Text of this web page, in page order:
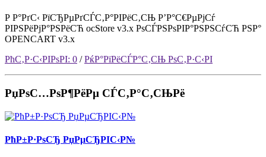
Р Р°РґС‹ РїСЂРµРґСЃС‚Р°РІРёС‚СЊ Р’Р°С€РµРјСѓ
РІРЅРёРјР°РЅРёСЋ ocStore v3.x РѕСЃРЅРѕРІР°РЅРЅСѓСЋ РЅР°
OPENCART v3.x
РћС‚Р·С‹РІРѕРІ: 0 /РќР°РїРёСЃР°С‚СЊ РѕС‚Р·С‹РІ
РџРѕС…РѕР¶РёРµ СЃС‚Р°С‚СЊРё
РћР±Р·РѕСЂ РџРµСЂРІС‹Р№